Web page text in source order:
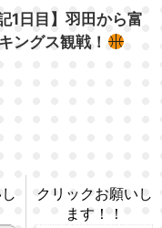
1日目】羽田から富
ングス観戦！
クリックお願いし
ます！！